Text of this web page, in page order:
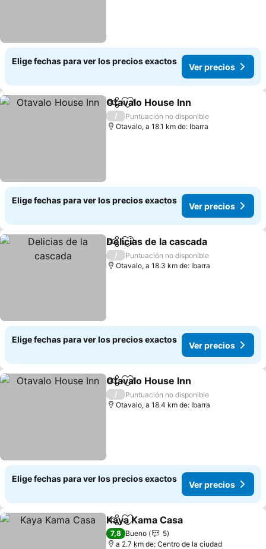
Elige fechas para ver los precios exactos
Ver precios
CompartirAgregar a favoritos
Otavalo House Inn
/
Puntuación no disponible
Otavalo, a 18.1 km de: Ibarra
Elige fechas para ver los precios exactos
Ver precios
CompartirAgregar a favoritos
Delicias de la cascada
/
Puntuación no disponible
Otavalo, a 18.3 km de: Ibarra
Elige fechas para ver los precios exactos
Ver precios
CompartirAgregar a favoritos
Otavalo House Inn
/
Puntuación no disponible
Otavalo, a 18.4 km de: Ibarra
Elige fechas para ver los precios exactos
Ver precios
CompartirAgregar a favoritos
Kaya Kama Casa
7,8 Bueno
5
a 2.7 km de: Centro de la ciudad